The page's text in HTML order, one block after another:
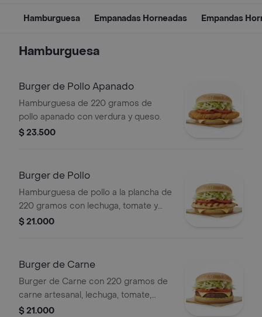
Hamburguesa Empanadas Horneadas Empandas
Hamburguesa
Burger de Pollo Apanado
Hamburguesa de 220 gramos de
pollo apanado con verdura y queso.
$ 23.500
Burger de Pollo
Hamburguesa de pollo a la plancha de
220 gramos con lechuga, tomate y
queso en pan con ajonjolí.
$ 21.000
Burger de Carne
Burger de Carne con 220 gramos de
carne artesanal, lechuga, tomate,
queso y mostaza.
$ 21.000